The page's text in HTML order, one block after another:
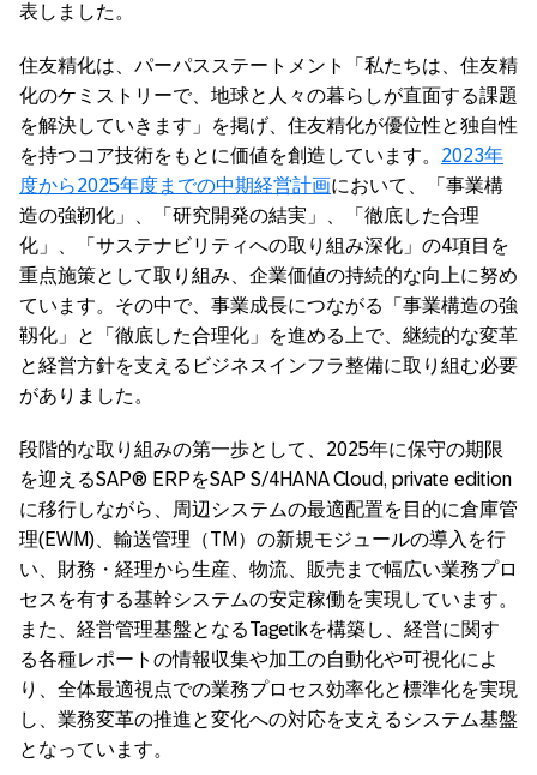
表しました。
住友精化は、パーパスステートメント「私たちは、住友精
化のケミストリーで、地球と人々の暮らしが直面する課題
を解決していきます」を掲げ、住友精化が優位性と独自性
を持つコア技術をもとに価値を創造しています。 2023年
度から2025年度までの中期経営計画において、「事業構
造の強靭化」、「研究開発の結実」、「徹底した合理
化」、「サステナビリティへの取り組み深化」の4項目を
重点施策として取り組み、企業価値の持続的な向上に努め
ています。その中で、事業成長につながる「事業構造の強
靱化」と「徹底した合理化」を進める上で、継続的な変革
と経営方針を支えるビジネスインフラ整備に取り組む必要
がありました。
段階的な取り組みの第一歩として、2025年に保守の期限
を迎えるSAP® ERPをSAP S/4HANA Cloud, private edition
に移行しながら、周辺システムの最適配置を目的に倉庫管
理(EWM)、輸送管理（TM）の新規モジュールの導入を行
い、財務・経理から生産、物流、販売まで幅広い業務プロ
セスを有する基幹システムの安定稼働を実現しています。
また、経営管理基盤となるTagetikを構築し、経営に関す
る各種レポートの情報収集や加工の自動化や可視化によ
り、全体最適視点での業務プロセス効率化と標準化を実現
し、業務変革の推進と変化への対応を支えるシステム基盤
となっています。